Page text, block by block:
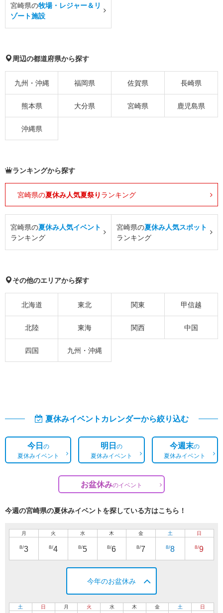
宮崎県の牧場・レジャー＆リ
ゾート施設
周辺の都道府県から探す
九州・沖縄 福岡県 佐賀県 長崎県
熊本県 大分県 宮崎県 鹿児島県
沖縄県
ランキングから探す
宮崎県の夏休み人気夏祭り ランキング
宮崎県の夏休み人気イベント
ランキング
宮崎県の夏休み人気スポット
ランキング
その他のエリアから探す
北海道 東北 関東 甲信越
北陸 東海 関西 中国
四国 九州・沖縄
夏休みイベントカレンダーから絞り込む
今日の
夏休みイベント
明日の
夏休みイベント
今週末の
夏休みイベント
お盆休みのイベント
今週の宮崎県の夏休みイベントを探している方はこちら！
月
8/3
火
8/4
水
8/5
木
8/6
金
8/7
土
8/8
日
8/9
今年のお盆休み
土 日 月 火 水 木 金 土 日